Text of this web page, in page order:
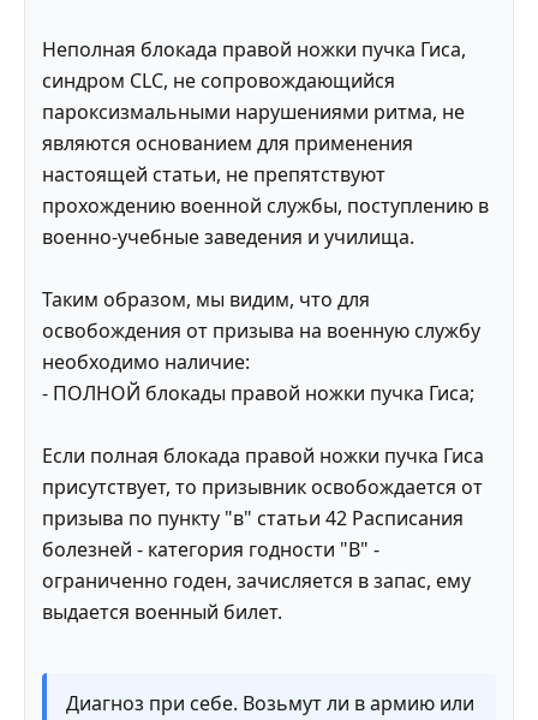
Неполная блокада правой ножки пучка Гиса,
синдром CLC, не сопровождающийся
пароксизмальными нарушениями ритма, не
являются основанием для применения
настоящей статьи, не препятствуют
прохождению военной службы, поступлению в
военно-учебные заведения и училища.
Таким образом, мы видим, что для
освобождения от призыва на военную службу
необходимо наличие:
- ПОЛНОЙ блокады правой ножки пучка Гиса;
Если полная блокада правой ножки пучка Гиса
присутствует, то призывник освобождается от
призыва по пункту "в" статьи 42 Расписания
болезней - категория годности "В" -
ограниченно годен, зачисляется в запас, ему
выдается военный билет.
Диагноз при себе. Возьмут ли в армию или